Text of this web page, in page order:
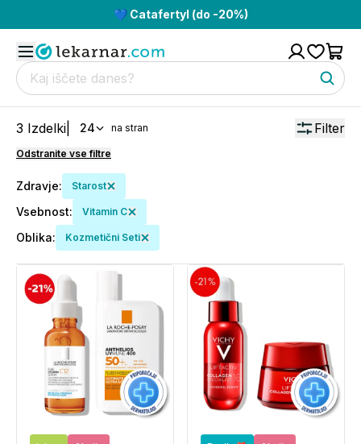
💙 Catafertyl (do -20%)
3 Izdelki 24 na stran Filter
Odstranite vse filtre
Zdravje: Starost
Vsebnost: Vitamin C
Oblika: Kozmetični Seti